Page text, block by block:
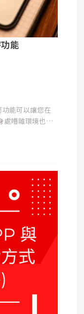
失效，您可以
，您可以重新回
能
能可以讓您在
處嘈雜環境也沒
時講電話，並
容。